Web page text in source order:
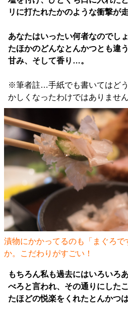
リに打たれたかのような衝撃が
あなたはいったい何者なのでし
たほかのどんなとんかつとも違
甘み、そして香り…。
※筆者註…手紙でも書いてはど
かしくなったわけではありません
漬物にかかってるのも「まぐろ
か。こだわりがすごい！
もちろん私も過去にはいろいろ
べろと言われ、その通りにした
たほどの悦楽をくれたとんかつ